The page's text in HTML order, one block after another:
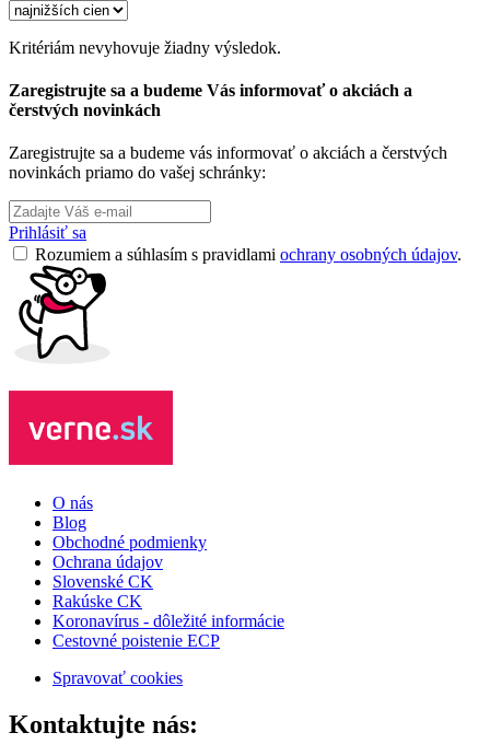
Kritériám nevyhovuje žiadny výsledok.
Zaregistrujte sa a budeme Vás informovať o akciách a
čerstvých novinkách
Zaregistrujte sa a budeme vás informovať o akciách a čerstvých
novinkách priamo do vašej schránky:
Prihlásiť sa
Rozumiem a súhlasím s pravidlami ochrany osobných údajov.
O nás
Blog
Obchodné podmienky
Ochrana údajov
Slovenské CK
Rakúske CK
Koronavírus - dôležité informácie
Cestovné poistenie ECP
Spravovať cookies
Kontaktujte nás: